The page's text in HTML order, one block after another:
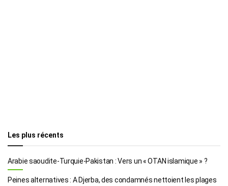
Les plus récents
Arabie saoudite-Turquie-Pakistan : Vers un « OTAN islamique » ?
Peines alternatives : A Djerba, des condamnés nettoient les plages